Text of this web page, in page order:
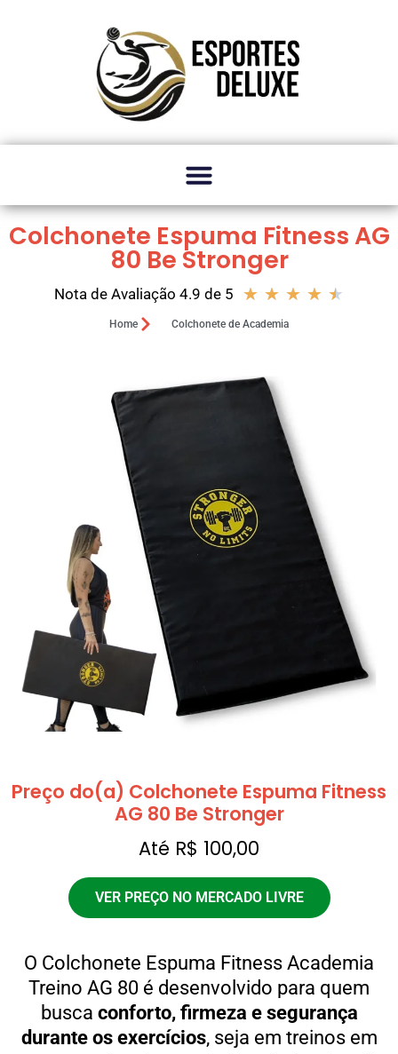
Colchonete Espuma Fitness AG
80 Be Stronger
Nota de Avaliação 4.9 de 5 ★ ★ ★ ★ ★
Home Colchonete de Academia
Preço do(a) Colchonete Espuma Fitness
AG 80 Be Stronger
Até R$ 100,00
VER PREÇO NO MERCADO LIVRE
O Colchonete Espuma Fitness Academia
Treino AG 80 é desenvolvido para quem
busca conforto, firmeza e segurança
durante os exercícios, seja em treinos em